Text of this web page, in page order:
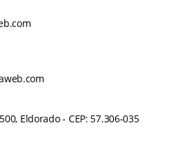
Eldorado - CEP: 57.306-035